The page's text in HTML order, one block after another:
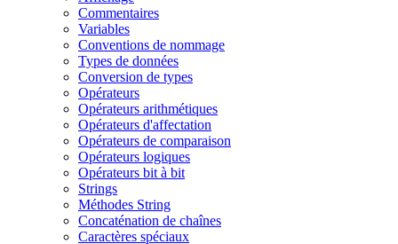
Commentaires
Variables
Conventions de nommage
Types de données
Conversion de types
Opérateurs
Opérateurs arithmétiques
Opérateurs d'affectation
Opérateurs de comparaison
Opérateurs logiques
Opérateurs bit à bit
Strings
Méthodes String
Concaténation de chaînes
Caractères spéciaux